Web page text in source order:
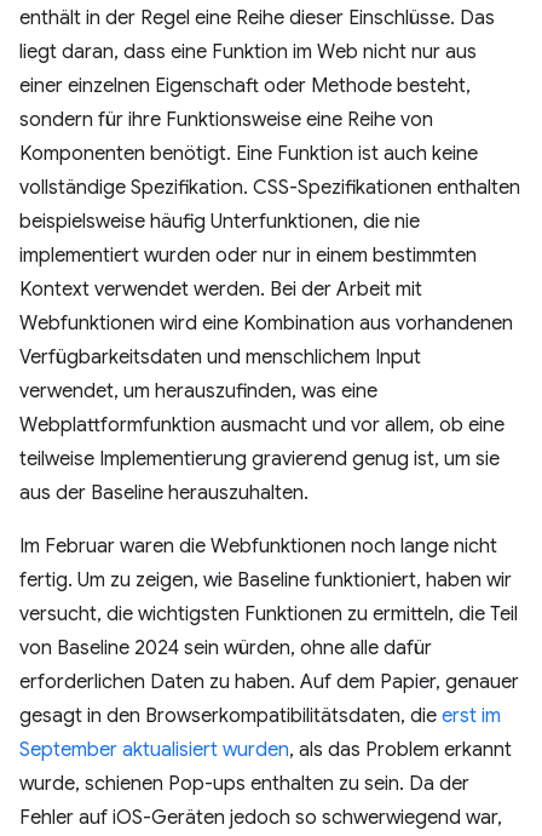
enthält in der Regel eine Reihe dieser Einschlüsse. Das
liegt daran, dass eine Funktion im Web nicht nur aus
einer einzelnen Eigenschaft oder Methode besteht,
sondern für ihre Funktionsweise eine Reihe von
Komponenten benötigt. Eine Funktion ist auch keine
vollständige Spezifikation. CSS-Spezifikationen enthalten
beispielsweise häufig Unterfunktionen, die nie
implementiert wurden oder nur in einem bestimmten
Kontext verwendet werden. Bei der Arbeit mit
Webfunktionen wird eine Kombination aus vorhandenen
Verfügbarkeitsdaten und menschlichem Input
verwendet, um herauszufinden, was eine
Webplattformfunktion ausmacht und vor allem, ob eine
teilweise Implementierung gravierend genug ist, um sie
aus der Baseline herauszuhalten.
Im Februar waren die Webfunktionen noch lange nicht
fertig. Um zu zeigen, wie Baseline funktioniert, haben wir
versucht, die wichtigsten Funktionen zu ermitteln, die Teil
von Baseline 2024 sein würden, ohne alle dafür
erforderlichen Daten zu haben. Auf dem Papier, genauer
gesagt in den Browserkompatibilitätsdaten, die erst im
September aktualisiert wurden, als das Problem erkannt
wurde, schienen Pop-ups enthalten zu sein. Da der
Fehler auf iOS-Geräten jedoch so schwerwiegend war,